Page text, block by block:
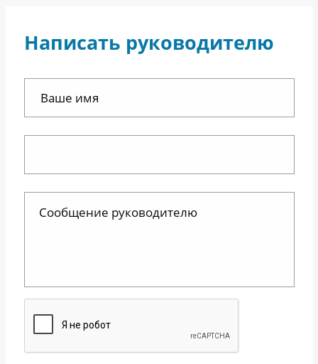
Написать руководителю